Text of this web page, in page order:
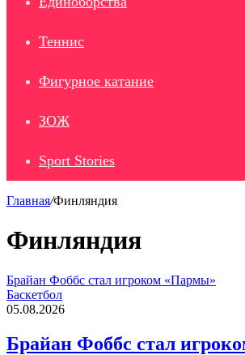
Теннис
Фигурное катание
ЗОЖ
Sport Stories
Главная/Финляндия
Финляндия
Брайан Фоббс стал игроком «Пармы»
Баскетбол
05.08.2026
Брайан Фоббс стал